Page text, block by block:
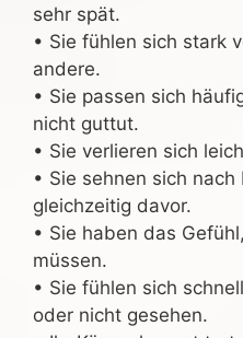
sehr spät.
• Sie fühlen sich stark
andere.
• Sie passen sich
nicht guttut.
• Sie verlieren sich
• Sie sehnen sich
gleichzeitig davor.
• Sie haben das
müssen.
• Sie fühlen sich
oder nicht gesehen.